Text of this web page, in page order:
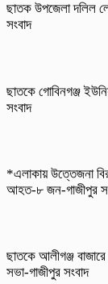
ছাতক উপজেলা দলিল
সংবাদ
ছাতকে গোবিনগঞ্জ
সংবাদ
*এলাকায় উত্তেজনা
আহত-৮ জন-গাজীপুর
ছাতকে আলীগঞ্জ
সভা-গাজীপুর সংবাদ